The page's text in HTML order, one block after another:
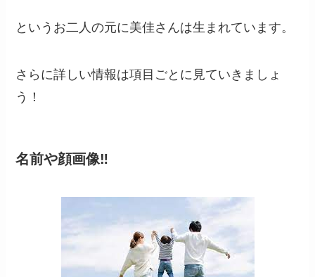
というお二人の元に美佳さんは生まれています。
さらに詳しい情報は項目ごとに見ていきましょ
う！
名前や顔画像‼